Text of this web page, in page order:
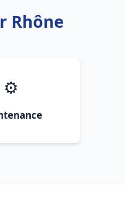
Rhône
⚙️